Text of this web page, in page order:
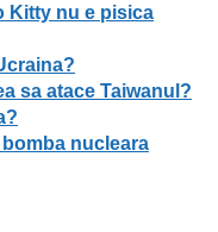
Kitty nu e pisica
sa atace Taiwanul?
nucleara